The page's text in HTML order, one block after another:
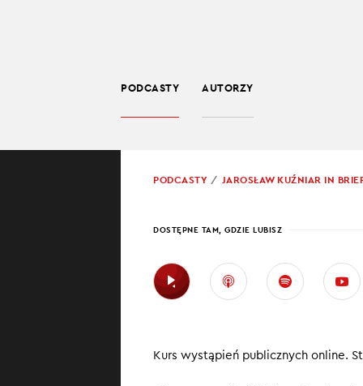
PODCASTY AUTORZY
PROWADZĄCY:
Boska
PODCASTY
JAROSŁAW KUŹNIAR IN
DOSTĘPNE TAM, GDZIE LUBISZ
Kurs wystąpień publicznych online.